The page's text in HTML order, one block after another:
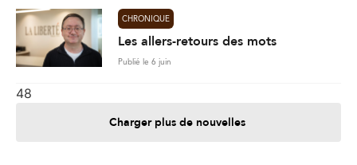
CHRONIQUE
Les allers-retours des mots
Publié le 6 juin
48
Charger plus de nouvelles